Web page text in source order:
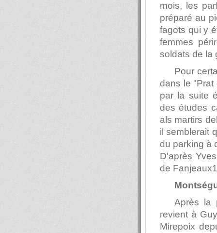
mois, les
préparé au
fagots qui y
femmes
soldats de la
Pour
dans le "Prat
par la suite
des études
als martirs
il semblerait
du parking à
D'après
de
Après la
revient à
Mirepoix